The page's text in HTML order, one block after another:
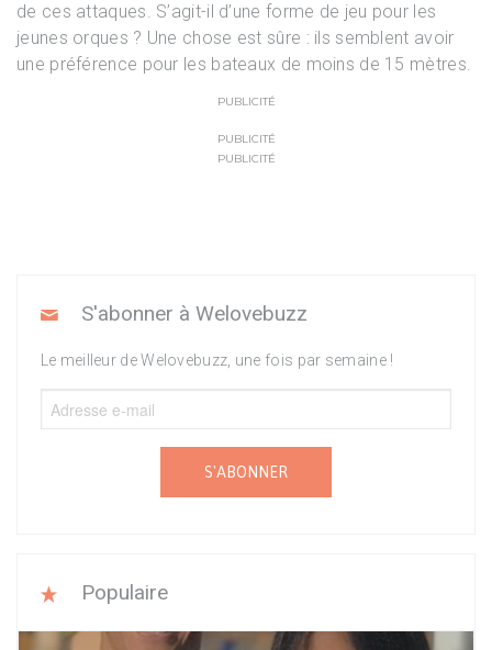
de ces attaques. S’agit-il d’une forme de jeu pour les
jeunes orques ? Une chose est sûre : ils semblent avoir
une préférence pour les bateaux de moins de 15 mètres.
PUBLICITÉ
PUBLICITÉ
PUBLICITÉ
S'abonner à Welovebuzz
Le meilleur de Welovebuzz, une fois par semaine !
S'ABONNER
Populaire